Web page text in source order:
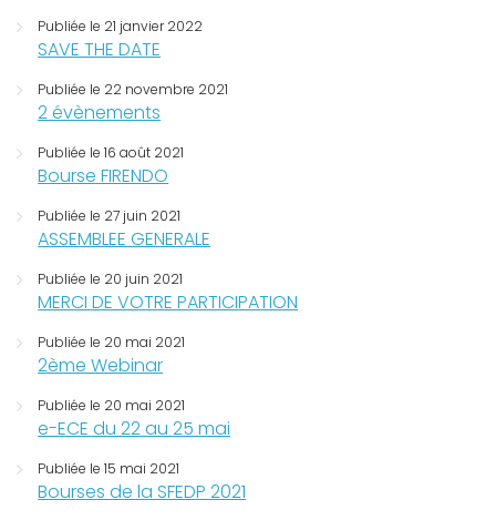
Publiée le 21 janvier 2022
SAVE THE DATE
Publiée le 22 novembre 2021
2 évènements
Publiée le 16 août 2021
Bourse FIRENDO
Publiée le 27 juin 2021
ASSEMBLEE GENERALE
Publiée le 20 juin 2021
MERCI DE VOTRE PARTICIPATION
Publiée le 20 mai 2021
2ème Webinar
Publiée le 20 mai 2021
e-ECE du 22 au 25 mai
Publiée le 15 mai 2021
Bourses de la SFEDP 2021